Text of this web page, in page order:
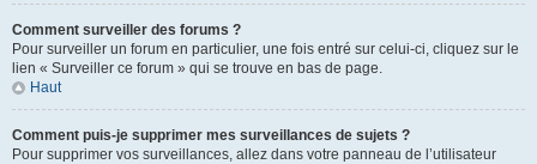
Comment surveiller des forums ?
Pour surveiller un forum en particulier, une fois entré sur celui-ci, cliquez sur le
lien « Surveiller ce forum » qui se trouve en bas de page.
Haut
Comment puis-je supprimer mes surveillances de sujets ?
Pour supprimer vos surveillances, allez dans votre panneau de l’utilisateur